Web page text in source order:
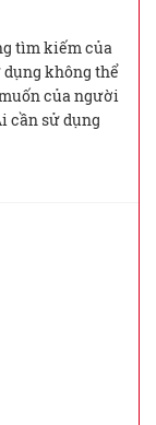
tìm kiếm của
không thể
của người
cần sử dụng